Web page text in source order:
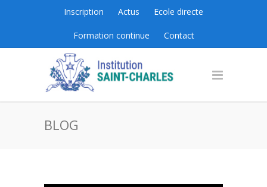
Inscription Actus Ecole directe
Formation continue Contact
BLOG